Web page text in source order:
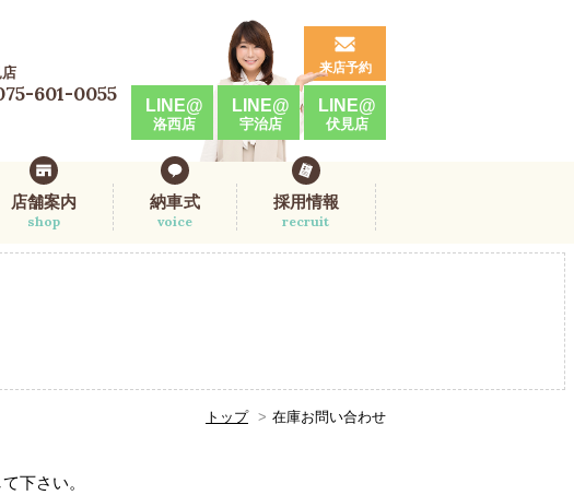
601-0055
来店予約
LINE@
洛西店
LINE@
宇治店
LINE@
伏見店
店舗案内
shop
納車式
voice
採用情報
recruit
トップ 在庫お問い合わせ
下さい。